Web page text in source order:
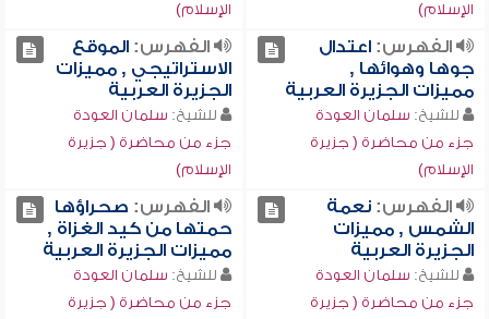
الإسلام)
الإسلام)
الفهرس:اعتدال
جوها وهوائها ,
مميزات الجزيرة العربية
للشيخ: سلمان العودة
جزء من محاضرة ( جزيرة
الإسلام)
الفهرس:الموقع
الاستراتيجي , مميزات
الجزيرة العربية
للشيخ: سلمان العودة
جزء من محاضرة ( جزيرة
الإسلام)
الفهرس:نعمة
الشمس , مميزات
الجزيرة العربية
للشيخ: سلمان العودة
جزء من محاضرة ( جزيرة
الفهرس: صحراؤها
حمتها من كيد الغزاة ,
مميزات الجزيرة العربية
للشيخ: سلمان العودة
جزء من محاضرة ( جزيرة